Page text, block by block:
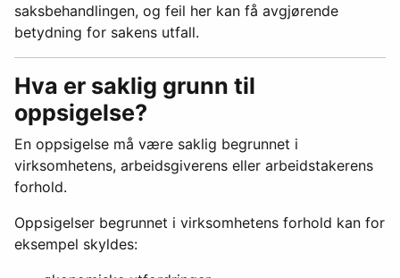
saksbehandlingen, og feil her kan få avgjørende
betydning for sakens utfall.
Hva er saklig grunn til
oppsigelse?
En oppsigelse må være saklig begrunnet i
virksomhetens, arbeidsgiverens eller arbeidstakerens
forhold.
Oppsigelser begrunnet i virksomhetens forhold kan for
eksempel skyldes: